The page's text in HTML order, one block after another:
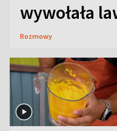
wywołała
Rozmowy